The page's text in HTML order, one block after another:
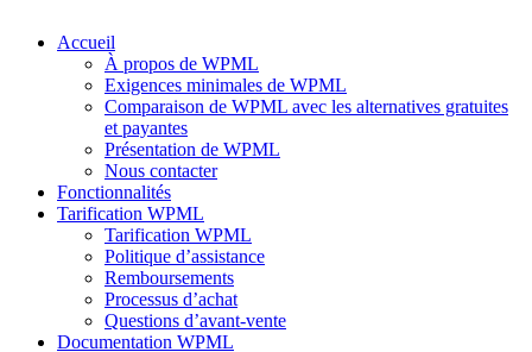
Accueil
À propos de WPML
Exigences minimales de WPML
Comparaison de WPML avec les alternatives gratuites
et payantes
Présentation de WPML
Nous contacter
Fonctionnalités
Tarification WPML
Tarification WPML
Politique d’assistance
Remboursements
Processus d’achat
Questions d’avant-vente
Documentation WPML